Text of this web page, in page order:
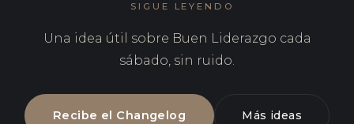
SIGUE LEYENDO
Una idea útil sobre Buen Liderazgo cada
sábado, sin ruido.
Recibe el Changelog Más ideas